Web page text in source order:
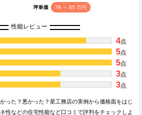
坪単価 78 ～ 85 万円
性能レビュー
4点
5点
5点
3点
3点
った？悪かった？星工務店の実例から価格面をはじ
性などの住宅性能など口コミで評判をチェックしよ